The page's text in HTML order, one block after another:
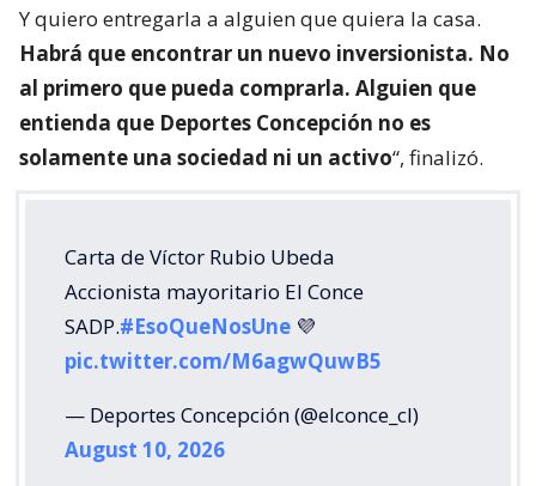
Y quiero entregarla a alguien que quiera la casa.
Habrá que encontrar un nuevo inversionista. No
al primero que pueda comprarla. Alguien que
entienda que Deportes Concepción no es
solamente una sociedad ni un activo“, finalizó.
Carta de Víctor Rubio Ubeda
Accionista mayoritario El Conce
SADP.#EsoQueNosUne 💜
pic.twitter.com/M6agwQuwB5
— Deportes Concepción (@elconce_cl)
August 10, 2026